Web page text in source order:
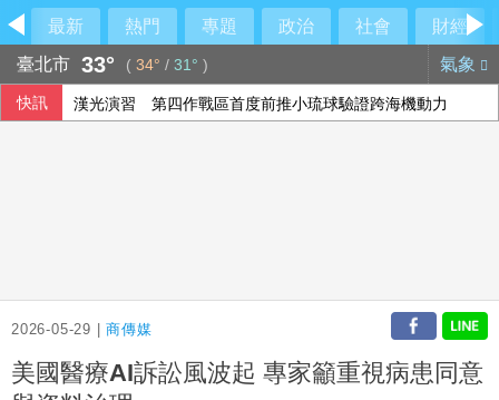
最新 熱門 專題 政治 社會
財經
臺北市 33° ( 34° / 31° ) 氣象
快訊 漢光演習 第四作戰區首度前推小琉球驗證跨海機動力
2026-05-29 |商傳媒
美國醫療AI訴訟風波起 專家籲重視病患同意